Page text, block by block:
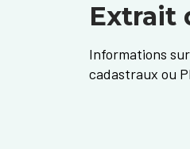
Extrait
Informations
cadastraux ou